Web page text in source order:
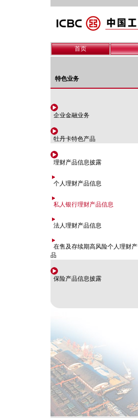
首页
特色业务
企业金融业务
牡丹卡特色产品
理财产品信息披露
个人理财产品信息
私人银行理财产品信息
法人理财产品信息
在售及存续期高风险个人理财产
品
保险产品信息披露